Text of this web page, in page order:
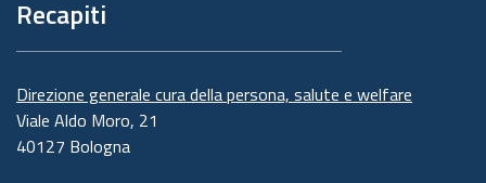
Recapiti
Direzione generale cura della persona, salute e welfare
Viale Aldo Moro, 21
40127 Bologna